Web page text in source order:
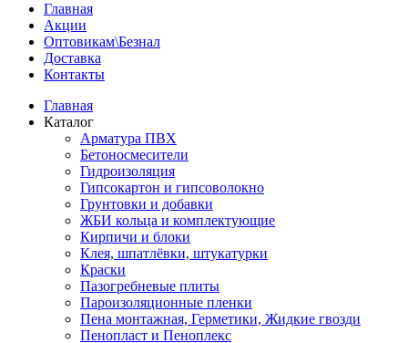
Главная
Акции
Оптовикам\Безнал
Доставка
Контакты
Главная
Каталог
Арматура ПВХ
Бетоносмесители
Гидроизоляция
Гипсокартон и гипсоволокно
Грунтовки и добавки
ЖБИ кольца и комплектующие
Кирпичи и блоки
Клея, шпатлёвки, штукатурки
Краски
Пазогребневые плиты
Пароизоляционные пленки
Пена монтажная, Герметики, Жидкие гвозди
Пенопласт и Пеноплекс